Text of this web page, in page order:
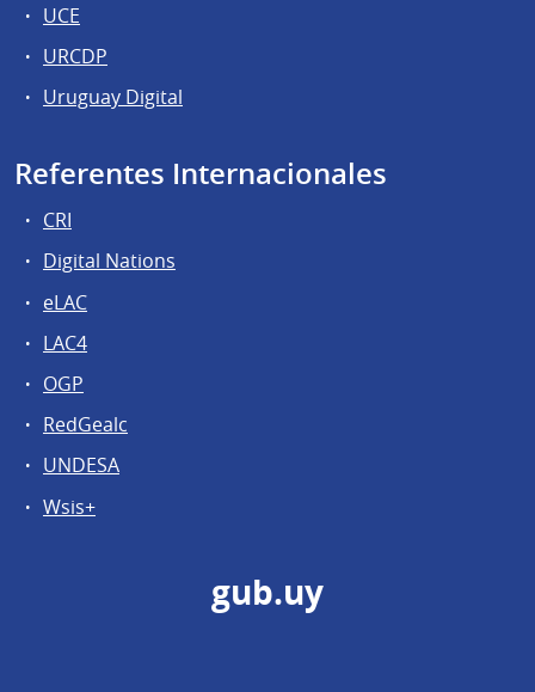
UCE
URCDP
Uruguay Digital
Referentes Internacionales
CRI
Digital Nations
eLAC
LAC4
OGP
RedGealc
UNDESA
Wsis+
gub.uy